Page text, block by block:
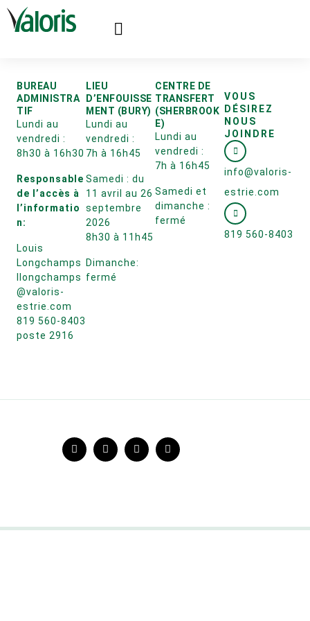
BUREAU
ADMINISTRA
TIF
Lundi au
vendredi :
8h30 à 16h30
Responsable
de l’accès à
l’informatio
n:
Louis
Longchamps
llongchamps
@valoris-
estrie.com
819 560-8403
poste 2916
LIEU
D’ENFOUISSE
MENT (BURY)
Lundi au
vendredi :
7h à 16h45
Samedi : du
11 avril au 26
septembre
2026
8h30 à 11h45
Dimanche:
fermé
CENTRE DE
TRANSFERT
(SHERBROOK
E)
Lundi au
vendredi :
7h à 16h45
Samedi et
dimanche :
fermé
VOUS
DÉSIREZ
NOUS
JOINDRE
info@valoris-
estrie.com
819 560-8403